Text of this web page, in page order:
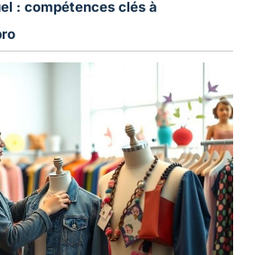
: compétences clés à